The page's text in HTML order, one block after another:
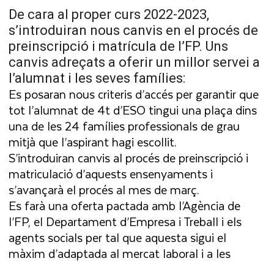
De cara al proper curs 2022-2023,
s’introduiran nous canvis en el procés de
preinscripció i matrícula de l’FP. Uns
canvis adreçats a oferir un millor servei a
l’alumnat i les seves famílies:
Es posaran nous criteris d’accés per garantir que
tot l’alumnat de 4t d’ESO tingui una plaça dins
una de les 24 famílies professionals de grau
mitjà que l’aspirant hagi escollit.
S’introduiran canvis al procés de preinscripció i
matriculació d’aquests ensenyaments i
s’avançarà el procés al mes de març.
Es farà una oferta pactada amb l’Agència de
l’FP, el Departament d’Empresa i Treball i els
agents socials per tal que aquesta sigui el
màxim d’adaptada al mercat laboral i a les